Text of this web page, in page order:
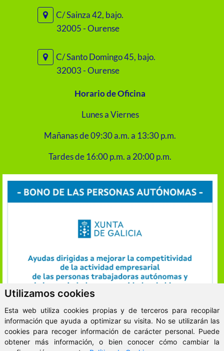
Utilizamos cookies
Esta web utiliza cookies propias y de terceros para recopilar
información que ayuda a optimizar su visita. No se utilizarán las
cookies para recoger información de carácter personal. Puede
obtener más información, o bien conocer cómo cambiar la
C/ Sainza 42, bajo.
32005 - Ourense
C/ Santo Domingo 45, bajo.
32003 - Ourense
Horario de Oficina
Lunes a Viernes
Mañanas de 09:30 a.m. a 13:30 p.m.
Tardes de 16:00 p.m. a 20:00 p.m.
ClickViviendas